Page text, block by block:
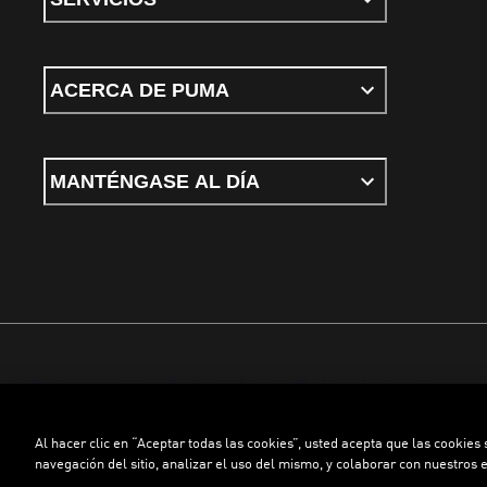
ACERCA DE PUMA
MANTÉNGASE AL DÍA
Términos y condiciones Política de PrivacidadConfigurador de cookies
©PUMA, 2026. Todos los derechos reservados
Al hacer clic en “Aceptar todas las cookies”, usted acepta que las
navegación del sitio, analizar el uso del mismo, y colaborar con nuestros